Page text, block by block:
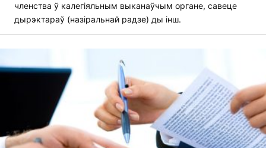
членства ў калегіяльным выканаўчым органе, савеце
дырэктараў (назіральнай радзе) ды інш.